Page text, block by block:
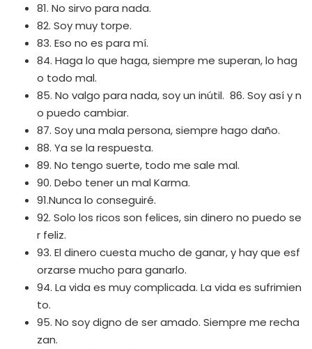
81. No sirvo para nada.
82. Soy muy torpe.
83. Eso no es para mí.
84. Haga lo que haga, siempre me superan, lo hag
o todo mal.
85. No valgo para nada, soy un inútil. 86. Soy así y n
o puedo cambiar.
87. Soy una mala persona, siempre hago daño.
88. Ya se la respuesta.
89. No tengo suerte, todo me sale mal.
90. Debo tener un mal Karma.
91.Nunca lo conseguiré.
92. Solo los ricos son felices, sin dinero no puedo se
r feliz.
93. El dinero cuesta mucho de ganar, y hay que esf
orzarse mucho para ganarlo.
94. La vida es muy complicada. La vida es sufrimien
to.
95. No soy digno de ser amado. Siempre me recha
zan.